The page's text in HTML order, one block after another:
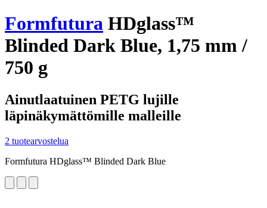
Formfutura HDglass™
Blinded Dark Blue, 1,75 mm /
750 g
Ainutlaatuinen PETG lujille
läpinäkymättömille malleille
2 tuotearvostelua
Formfutura HDglass™ Blinded Dark Blue